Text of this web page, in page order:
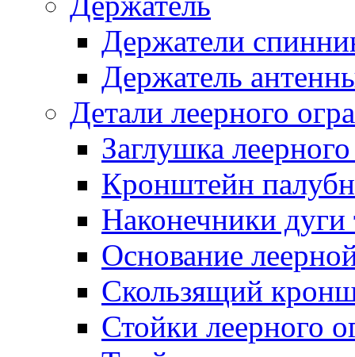
Держатели
Держатель
Детали леерного
Заглушка
Кронштейн
Наконечники дуги
Основание
Скользящий
Стойки леерного